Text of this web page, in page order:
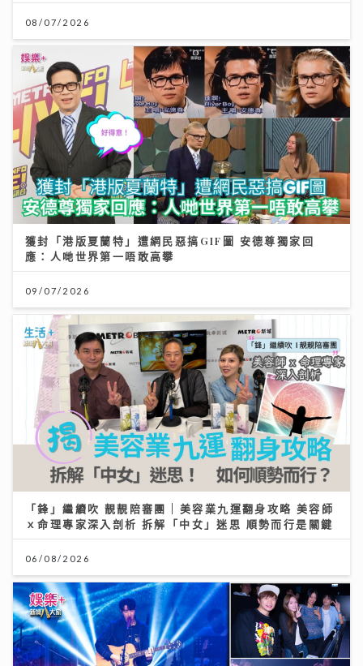
08/07/2026
獲封「港版夏蘭特」遭網民惡搞GIF圖 安德尊獨家回
應：人哋世界第一唔敢高攀
09/07/2026
「鋒」繼續吹 靚靚陪審團 | 美容業九運翻身攻略 美容師
ｘ命理專家深入剖析 拆解「中女」迷思 順勢而行是關鍵
06/08/2026